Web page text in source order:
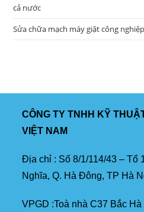
cả nước
Sửa chữa mạch máy giặt công nghiệp
CÔNG TY TNHH KỸ
VIỆT NAM
Địa chỉ : Số 8/1/114/43 – Tổ
Nghĩa, Q. Hà Đông, TP Hà
VPGD :Toà nhà C37 Bắc